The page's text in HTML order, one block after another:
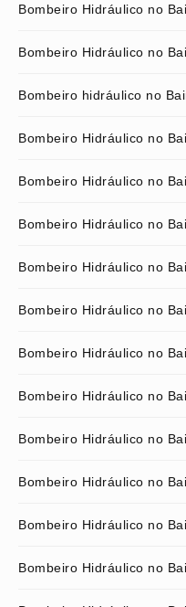
Bombeiro Hidráulico no
Bombeiro Hidráulico no
Bombeiro hidráulico no
Bombeiro Hidráulico no
Bombeiro Hidráulico no
Bombeiro Hidráulico no
Bombeiro Hidráulico no
Bombeiro Hidráulico no
Bombeiro Hidráulico no
Bombeiro Hidráulico no
Bombeiro Hidráulico no
Bombeiro Hidráulico no
Bombeiro Hidráulico no
Bombeiro Hidráulico no